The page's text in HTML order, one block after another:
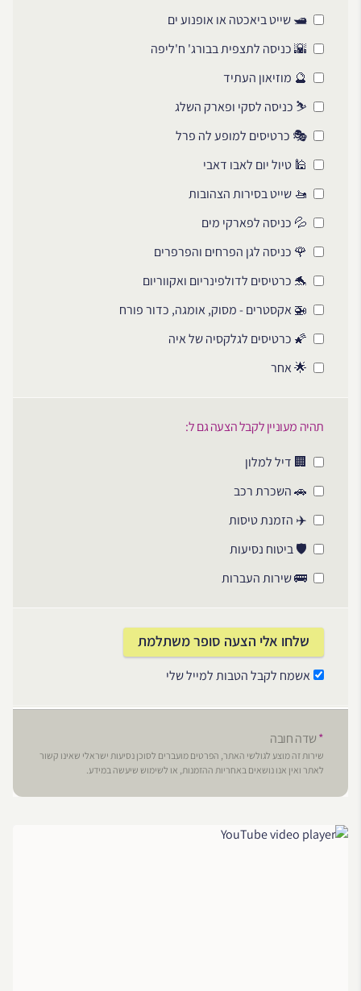
🛥️ שייט ביאכטה או אופנוע ים
🌇 כניסה לתצפית בבורג' ח'ליפה
🔮 מוזיאון העתיד
⛷️ כניסה לסקי ופארק השלג
🎭 כרטיסים למופע לה פרל
🕌 טיול יום לאבו דאבי
🚤 שייט בסירות הצהובות
💦 כניסה לפארקי מים
🌹 כניסה לגן הפרחים והפרפרים
🐬 כרטיסים לדולפינריום ואקווריום
🚁 אקסטרים - מסוק, אומגה, כדור פורח
🌠 כרטיסים לגלקסיה של איה
🌟 אחר
תהיה מעוניין לקבל הצעה גם ל:
🏢 דיל למלון
🚗 השכרת רכב
✈️ הזמנת טיסות
🛡️ ביטוח נסיעות
🚌 שירות העברות
אשמח לקבל הטבות למייל שלי
*שדה חובה
שירות זה מוצע לגולשי האתר, הפרטים מועברים לסוכן נסיעות ישראלי שאינו קשור
לאתר ואין אנו נושאים באחריות ההזמנות, או לשימוש שיעשה במידע.